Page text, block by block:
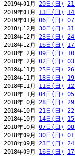
2019年01月 20日(日)
2019年01月 13日(日)
2019年01月 06日(日)
2018年12月 30日(日)
2018年12月 23日(日)
2018年12月 16日(日)
2018年12月 09日(日)
2018年12月 02日(日)
2018年11月 25日(日)
2018年11月 18日(日)
2018年11月 11日(日)
2018年11月 04日(日)
2018年10月 28日(日)
2018年10月 21日(日)
2018年10月 14日(日)
2018年10月 07日(日)
2018年09月 30日(日)
2018年09月 23日(日)
2018年09月 16日(日)